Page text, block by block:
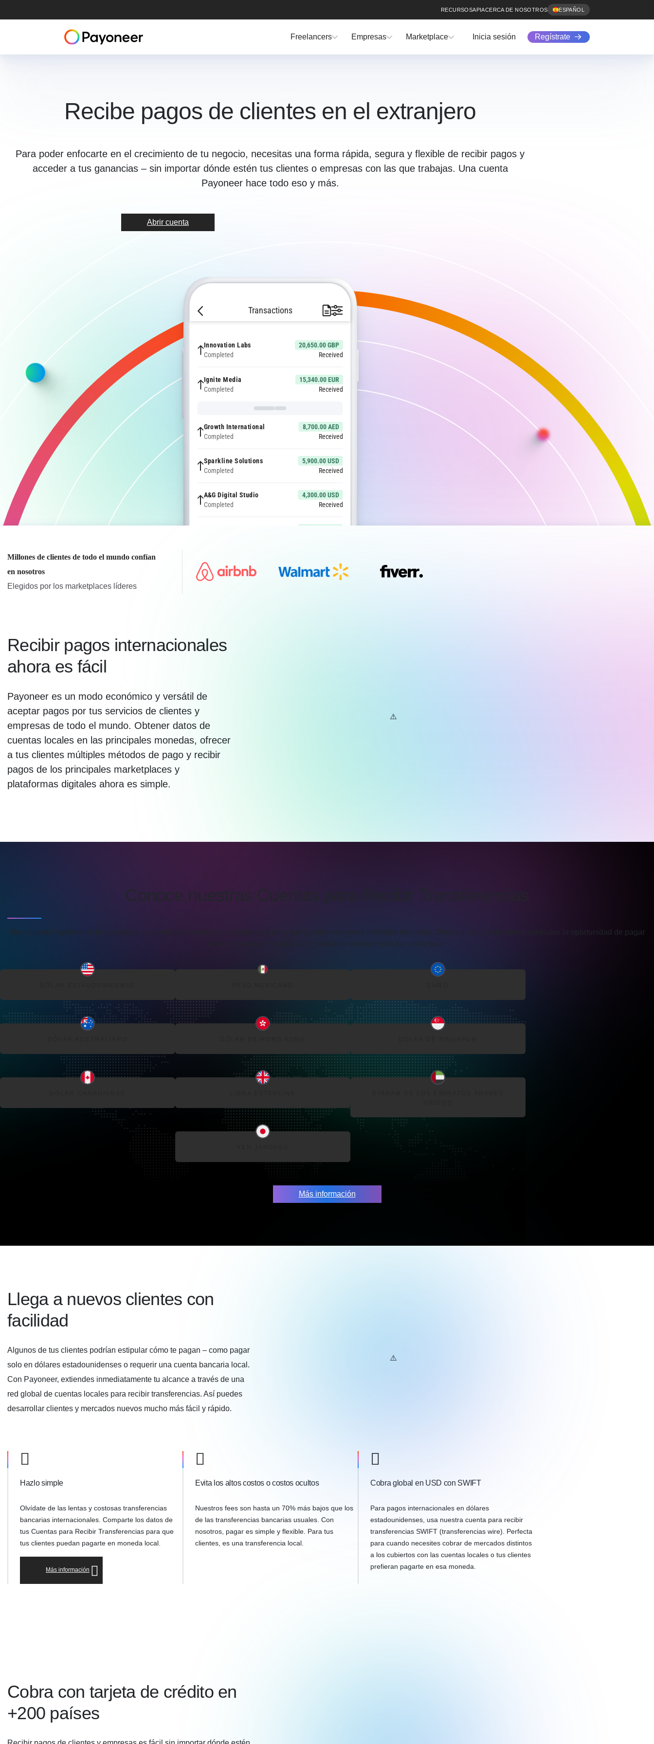
RECURSOSAPIACERCA DE NOSOTROS ESPAÑOL
Freelancers Empresas Marketplace Inicia sesión Regístrate
Recibe pagos de clientes en el extranjero
Para poder enfocarte en el crecimiento de tu negocio, necesitas una forma rápida, segura y flexible de recibir pagos y
acceder a tus ganancias – sin importar dónde estén tus clientes o empresas con las que trabajas. Una cuenta
Payoneer hace todo eso y más.
Abrir cuenta
Transactions
Mary Linh
Completed
6,900.00 SGD
Received
Innovation Labs
Completed
20,650.00 GBP
Received
Completed
Received
Growth International
Completed
8,700.00 AED
Received
Sparkline Solutions
Completed
5,900.00 USD
Received
4,300.00 USD
John Snow
Completed
Received
Completed
Millones de clientes de todo el mundo confían
en nosotros
Elegidos por los marketplaces líderes
Recibir pagos internacionales
ahora es fácil
Payoneer es un modo económico y versátil de
aceptar pagos por tus servicios de clientes y
empresas de todo el mundo. Obtener datos de
cuentas locales en las principales monedas, ofrecer
a tus clientes múltiples métodos de pago y recibir
pagos de los principales marketplaces y
plataformas digitales ahora es simple.
Conoce nuestras Cuentas para Recibir Transferencias
Una cuenta Payoneer te brinda datos de cuentas bancarias en el extranjero para que puedas cobrar en múltiples monedas. Ofrece a tus clientes internacionales la oportunidad de pagar
fácilmente en su moneda local mediante transferencia bancaria local.
Más información
Llega a nuevos clientes con
facilidad
Algunos de tus clientes podrían estipular cómo te pagan – como pagar
solo en dólares estadounidenses o requerir una cuenta bancaria local.
Con Payoneer, extiendes inmediatamente tu alcance a través de una
red global de cuentas locales para recibir transferencias. Así puedes
desarrollar clientes y mercados nuevos mucho más fácil y rápido.
Hazlo simple
Olvídate de las lentas y costosas transferencias
bancarias internacionales. Comparte los datos de
tus Cuentas para Recibir Transferencias para que
tus clientes puedan pagarte en moneda local.
Más información
Evita los altos costos o costos ocultos
Nuestros fees son hasta un 70% más bajos que los
de las transferencias bancarias usuales. Con
nosotros, pagar es simple y flexible. Para tus
clientes, es una transferencia local.
Cobra global en USD con SWIFT
Para pagos internacionales en dólares
estadounidenses, usa nuestra cuenta para recibir
transferencias SWIFT (transferencias wire). Perfecta
para cuando necesites cobrar de mercados distintos
a los cubiertos con las cuentas locales o tus clientes
prefieran pagarte en esa moneda.
Cobra con tarjeta de crédito en
+200 países